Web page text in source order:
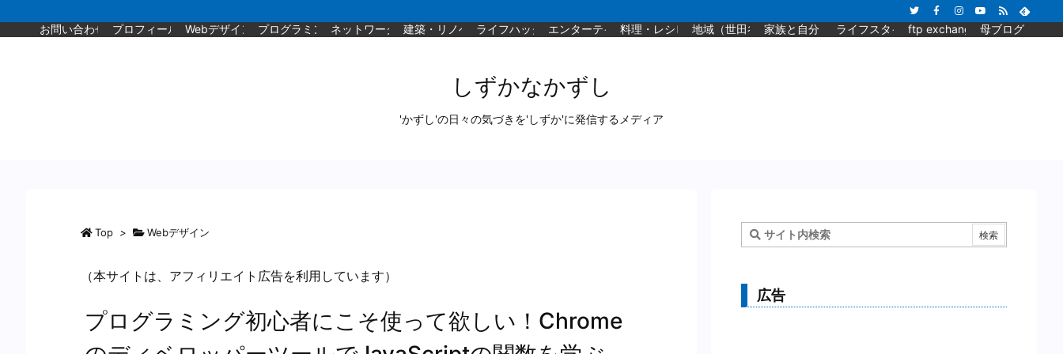
お問い合わせ プロフィール Webデザイン プログラミングネットワーク 建築・リノベ ライフハック エンターテイメント料理・レシピ 地域（世田谷）と旅行
家族と自分 ライフスタイルftp exchange blog母ブログ
しずかなかずし
'かずし'の日々の気づきを'しずか'に発信するメディア
Top > Webデザイン
（本サイトは、アフィリエイト広告を利用しています）
プログラミング初心者にこそ使って欲しい！Chrome
広告